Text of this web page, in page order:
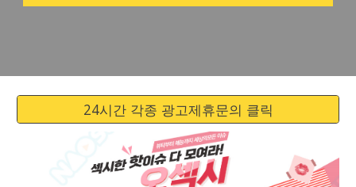
24시간 각종 광고제휴문의 클릭